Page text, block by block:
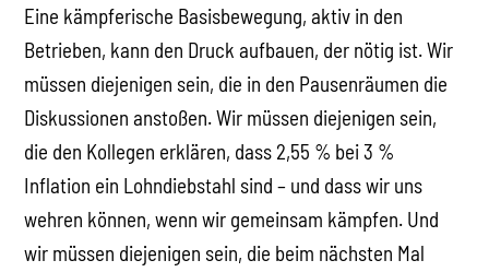
Eine kämpferische Basisbewegung, aktiv in den
Betrieben, kann den Druck aufbauen, der nötig ist. Wir
müssen diejenigen sein, die in den Pausenräumen die
Diskussionen anstoßen. Wir müssen diejenigen sein,
die den Kollegen erklären, dass 2,55 % bei 3 %
Inflation ein Lohndiebstahl sind – und dass wir uns
wehren können, wenn wir gemeinsam kämpfen. Und
wir müssen diejenigen sein, die beim nächsten Mal